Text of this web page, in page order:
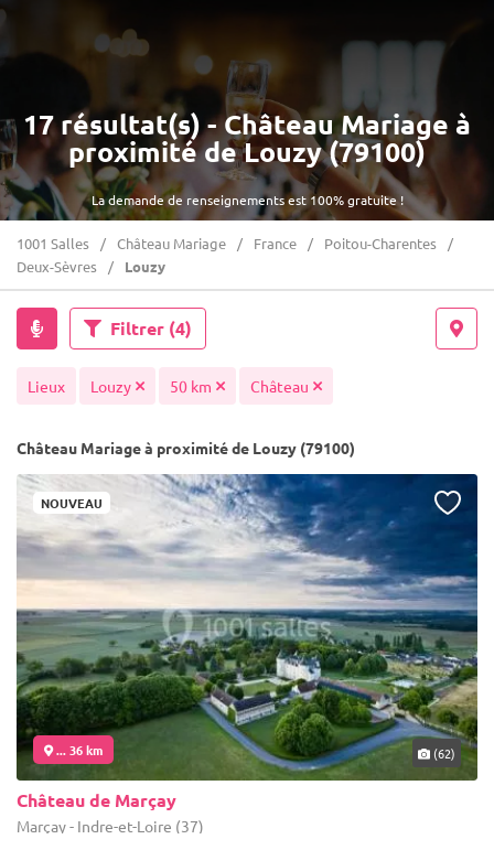
La demande de renseignements est 100% gratuite !
17 résultat(s) - Château Mariage à
proximité de Louzy (79100)
1001 Salles Château Mariage France
Poitou-Charentes
Deux-Sèvres
Louzy
Filtrer (4)
Lieux Louzy 50 km Château
Château Mariage à proximité de Louzy (79100)
NOUVEAU
... 36 km (62)
Château de Marçay
Marçay - Indre-et-Loire (37)